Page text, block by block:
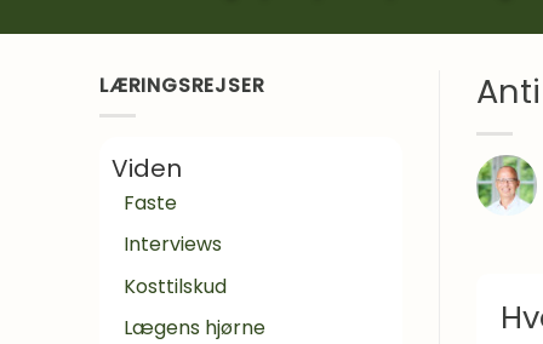
LÆRINGSREJSER
Viden
Faste
Interviews
Kosttilskud
Lægens hjørne